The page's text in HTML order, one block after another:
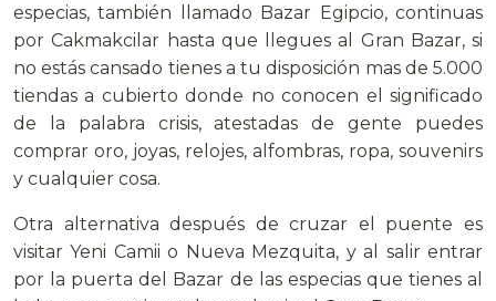
especias, también llamado Bazar Egipcio, continuas
por Cakmakcilar hasta que llegues al Gran Bazar, si
no estás cansado tienes a tu disposición mas de 5.000
tiendas a cubierto donde no conocen el significado
de la palabra crisis, atestadas de gente puedes
comprar oro, joyas, relojes, alfombras, ropa, souvenirs
y cualquier cosa.
Otra alternativa después de cruzar el puente es
visitar Yeni Camii o Nueva Mezquita, y al salir entrar
por la puerta del Bazar de las especias que tienes al